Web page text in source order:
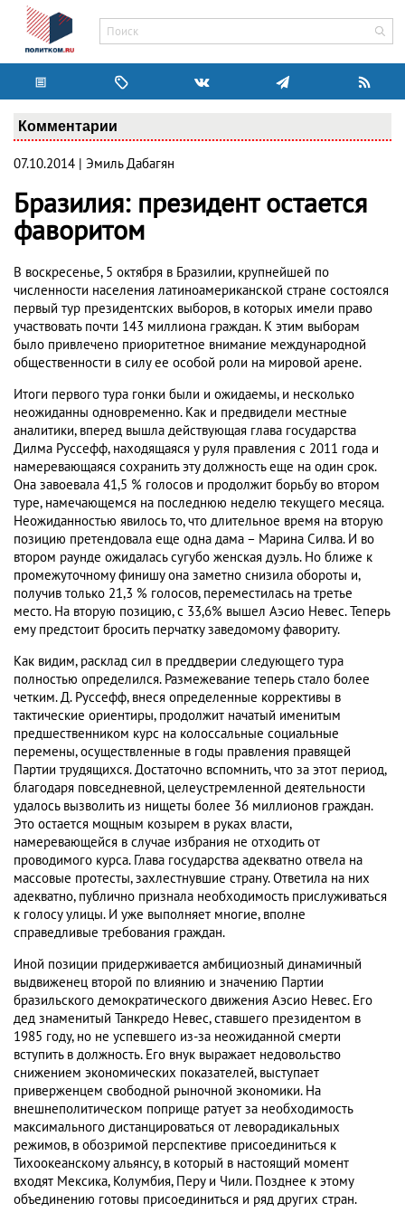
Комментарии
07.10.2014 | Эмиль Дабагян
Бразилия: президент остается
фаворитом
В воскресенье, 5 октября в Бразилии, крупнейшей по
численности населения латиноамериканской стране состоялся
первый тур президентских выборов, в которых имели право
участвовать почти 143 миллиона граждан. К этим выборам
было привлечено приоритетное внимание международной
общественности в силу ее особой роли на мировой арене.
Итоги первого тура гонки были и ожидаемы, и несколько
неожиданны одновременно. Как и предвидели местные
аналитики, вперед вышла действующая глава государства
Дилма Руссефф, находящаяся у руля правления с 2011 года и
намеревающаяся сохранить эту должность еще на один срок.
Она завоевала 41,5 % голосов и продолжит борьбу во втором
туре, намечающемся на последнюю неделю текущего месяца.
Неожиданностью явилось то, что длительное время на вторую
позицию претендовала еще одна дама – Марина Силва. И во
втором раунде ожидалась сугубо женская дуэль. Но ближе к
промежуточному финишу она заметно снизила обороты и,
получив только 21,3 % голосов, переместилась на третье
место. На вторую позицию, с 33,6% вышел Аэсио Невес. Теперь
ему предстоит бросить перчатку заведомому фавориту.
Как видим, расклад сил в преддверии следующего тура
полностью определился. Размежевание теперь стало более
четким. Д. Руссефф, внеся определенные коррективы в
тактические ориентиры, продолжит начатый именитым
предшественником курс на колоссальные социальные
перемены, осуществленные в годы правления правящей
Партии трудящихся. Достаточно вспомнить, что за этот период,
благодаря повседневной, целеустремленной деятельности
удалось вызволить из нищеты более 36 миллионов граждан.
Это остается мощным козырем в руках власти,
намеревающейся в случае избрания не отходить от
проводимого курса. Глава государства адекватно отвела на
массовые протесты, захлестнувшие страну. Ответила на них
адекватно, публично признала необходимость прислуживаться
к голосу улицы. И уже выполняет многие, вполне
справедливые требования граждан.
Иной позиции придерживается амбициозный динамичный
выдвиженец второй по влиянию и значению Партии
бразильского демократического движения Аэсио Невес. Его
дед знаменитый Танкредо Невес, ставшего президентом в
1985 году, но не успевшего из-за неожиданной смерти
вступить в должность. Его внук выражает недовольство
снижением экономических показателей, выступает
приверженцем свободной рыночной экономики. На
внешнеполитическом поприще ратует за необходимость
максимального дистанцироваться от леворадикальных
режимов, в обозримой перспективе присоединиться к
Тихоокеанскому альянсу, в который в настоящий момент
входят Мексика, Колумбия, Перу и Чили. Позднее к этому
объединению готовы присоединиться и ряд других стран.